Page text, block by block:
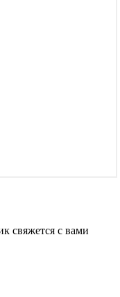
свяжется с вами